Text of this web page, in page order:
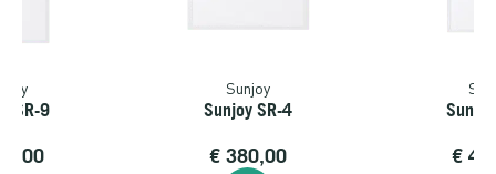
SR-9
Sunjoy
Sunjoy SR-4
€380,00 €